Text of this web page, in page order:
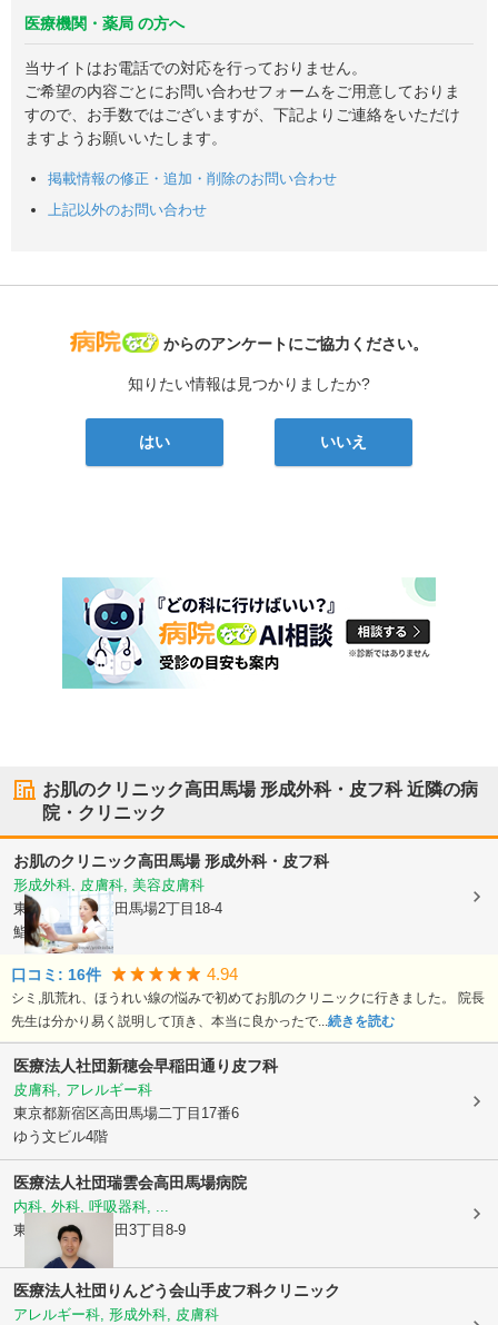
医療機関・薬局 の方へ
当サイトはお電話での対応を行っておりません。
ご希望の内容ごとにお問い合わせフォームをご用意しておりま
すので、お手数ではございますが、下記よりご連絡をいただけ
ますようお願いいたします。
掲載情報の修正・追加・削除のお問い合わせ
上記以外のお問い合わせ
病院なび
からのアンケートにご協力ください。
知りたい情報は見つかりましたか?
はい いいえ
お肌のクリニック高田馬場 形成外科・皮フ科近隣の病
院・クリニック
お肌のクリニック高田馬場 形成外科・皮フ科
形成外科, 皮膚科, 美容皮膚科
東京都新宿区 高田馬場2丁目18-4
鮨源ビル6階
口コミ: 16件 4.94
シミ,肌荒れ、ほうれい線の悩みで初めてお肌のクリニックに行きました。 院長
先生は分かり易く説明して頂き、本当に良かったで...続きを読む
医療法人社団新穂会早稲田通り皮フ科
皮膚科, アレルギー科
東京都新宿区高田馬場二丁目17番6
ゆう文ビル4階
医療法人社団瑞雲会高田馬場病院
内科, 外科, 呼吸器科, ...
東京都豊島区
高田3丁目8-9
医療法人社団りんどう会山手皮フ科クリニック
アレルギー科, 形成外科, 皮膚科